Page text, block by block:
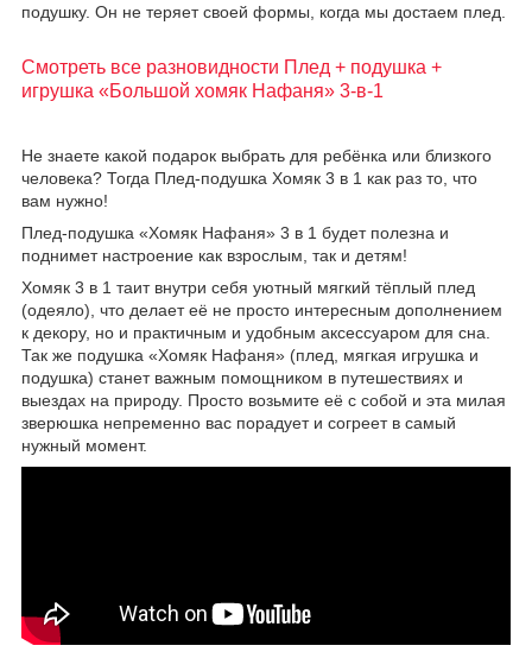
подушку. Он не теряет своей формы, когда мы достаем плед.
Смотреть все разновидности Плед + подушка +
игрушка «Большой хомяк Нафаня» 3-в-1
Не знаете какой подарок выбрать для ребёнка или близкого
человека? Тогда Плед-подушка Хомяк 3 в 1 как раз то, что
вам нужно!
Плед-подушка «Хомяк Нафаня» 3 в 1 будет полезна и
поднимет настроение как взрослым, так и детям!
Хомяк 3 в 1 таит внутри себя уютный мягкий тёплый плед
(одеяло), что делает её не просто интересным дополнением
к декору, но и практичным и удобным аксессуаром для сна.
Так же подушка «Хомяк Нафаня» (плед, мягкая игрушка и
подушка) станет важным помощником в путешествиях и
выездах на природу. Просто возьмите её с собой и эта милая
зверюшка непременно вас порадует и согреет в самый
нужный момент.